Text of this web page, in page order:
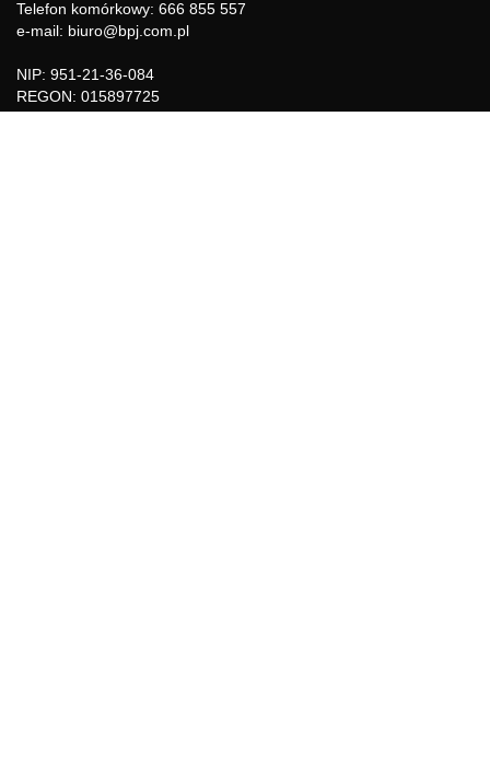
Telefon komórkowy: 666 855 557
e-mail: biuro@bpj.com.pl
NIP: 951-21-36-084
REGON: 015897725